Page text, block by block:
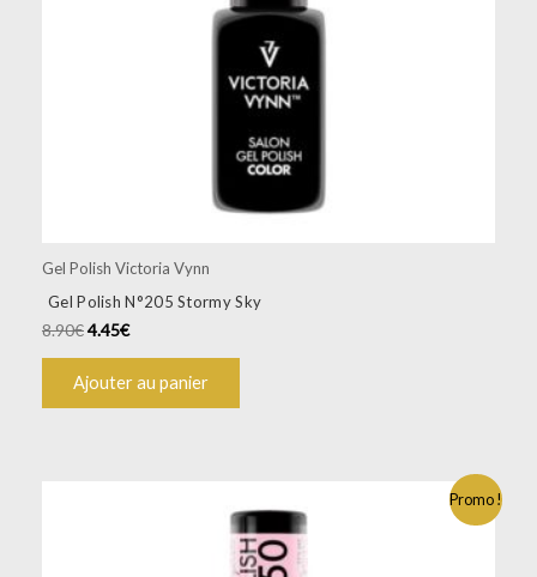
Gel Polish Victoria Vynn
Gel Polish N°205 Stormy Sky
8.90€4.45€
Ajouter au panier
Promo !